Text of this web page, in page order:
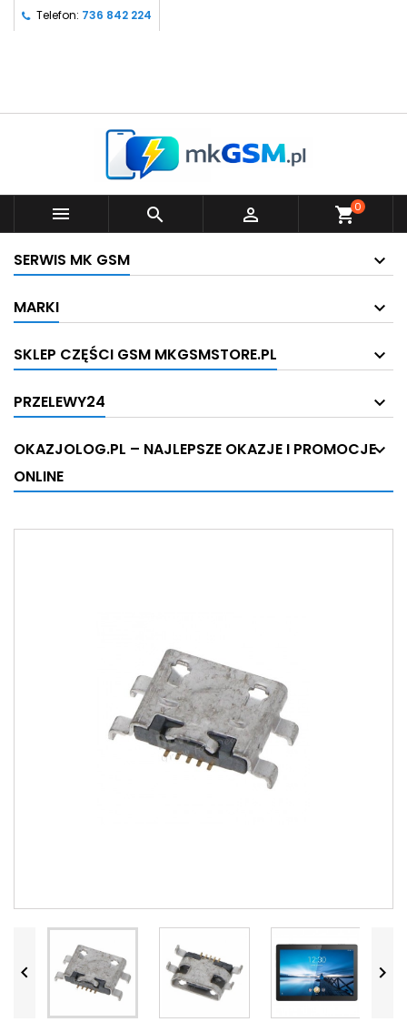
Telefon: 736 842 224
   shopping_cart0
SERWIS MK GSM
MARKI
SKLEP CZĘŚCI GSM MKGSMSTORE.PL
PRZELEWY24
OKAZJOLOG.PL – NAJLEPSZE OKAZJE I PROMOCJE
ONLINE
 